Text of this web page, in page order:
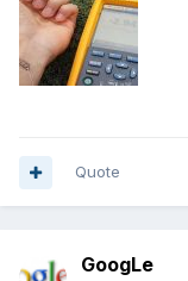
Quote
GoogLe